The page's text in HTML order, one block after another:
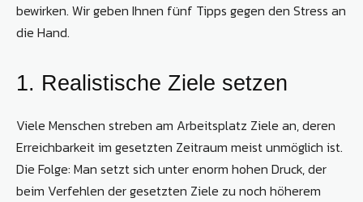
bewirken. Wir geben Ihnen fünf Tipps gegen den Stress an
die Hand.
1. Realistische Ziele setzen
Viele Menschen streben am Arbeitsplatz Ziele an, deren
Erreichbarkeit im gesetzten Zeitraum meist unmöglich ist.
Die Folge: Man setzt sich unter enorm hohen Druck, der
beim Verfehlen der gesetzten Ziele zu noch höherem